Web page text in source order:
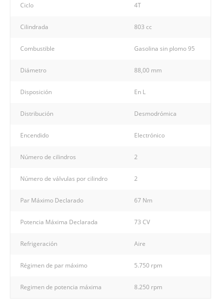
Ciclo 4T
Cilindrada 803 cc
Combustible Gasolina sin plomo 95
Diámetro 88,00 mm
Disposición En L
Distribución Desmodrómica
Encendido Electrónico
Número de cilindros 2
Número de válvulas por cilindro 2
Par Máximo Declarado 67 Nm
Potencia Máxima Declarada 73 CV
Refrigeración Aire
Régimen de par máximo 5.750 rpm
Regimen de potencia máxima 8.250 rpm